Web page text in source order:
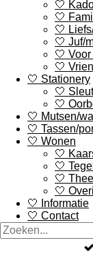
🤍
🤍
🤍
🤍 Juf/
🤍
🤍
🤍 Stationery
🤍
🤍
🤍 Mutsen/
🤍 Tassen/
🤍 Wonen
🤍
🤍
🤍
🤍
🤍 Informatie
🤍 Contact